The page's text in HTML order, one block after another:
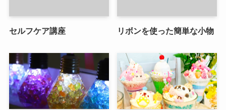
セルフケア講座 リボンを使った簡単な小物